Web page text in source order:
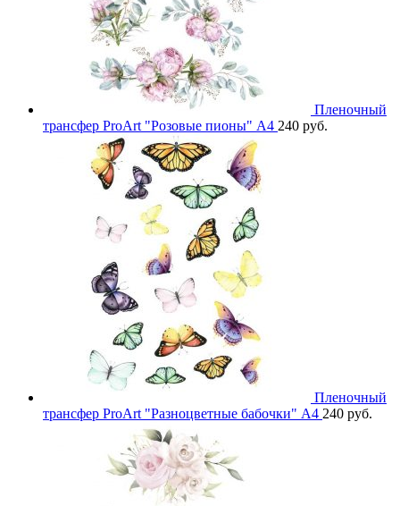
Пленочный
трансфер ProArt "Розовые пионы" А4 240 руб.
Пленочный
трансфер ProArt "Разноцветные бабочки" А4 240 руб.